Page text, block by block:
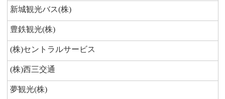
新城観光バス(株)
豊鉄観光(株)
(株)セントラルサービス
(株)西三交通
夢観光(株)